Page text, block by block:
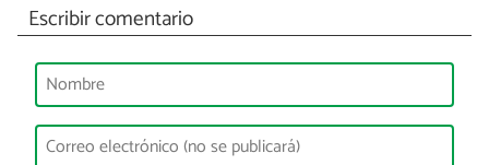
Escribir comentario